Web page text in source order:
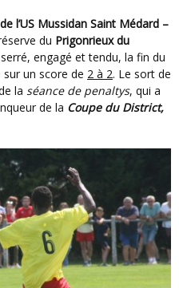
l’US Mussidan Saint Médard –
du Prigonrieux du
engagé et tendu, la fin du
un score de 2 à 2. Le sort de
la séance de penaltys, qui a
de la Coupe du District,